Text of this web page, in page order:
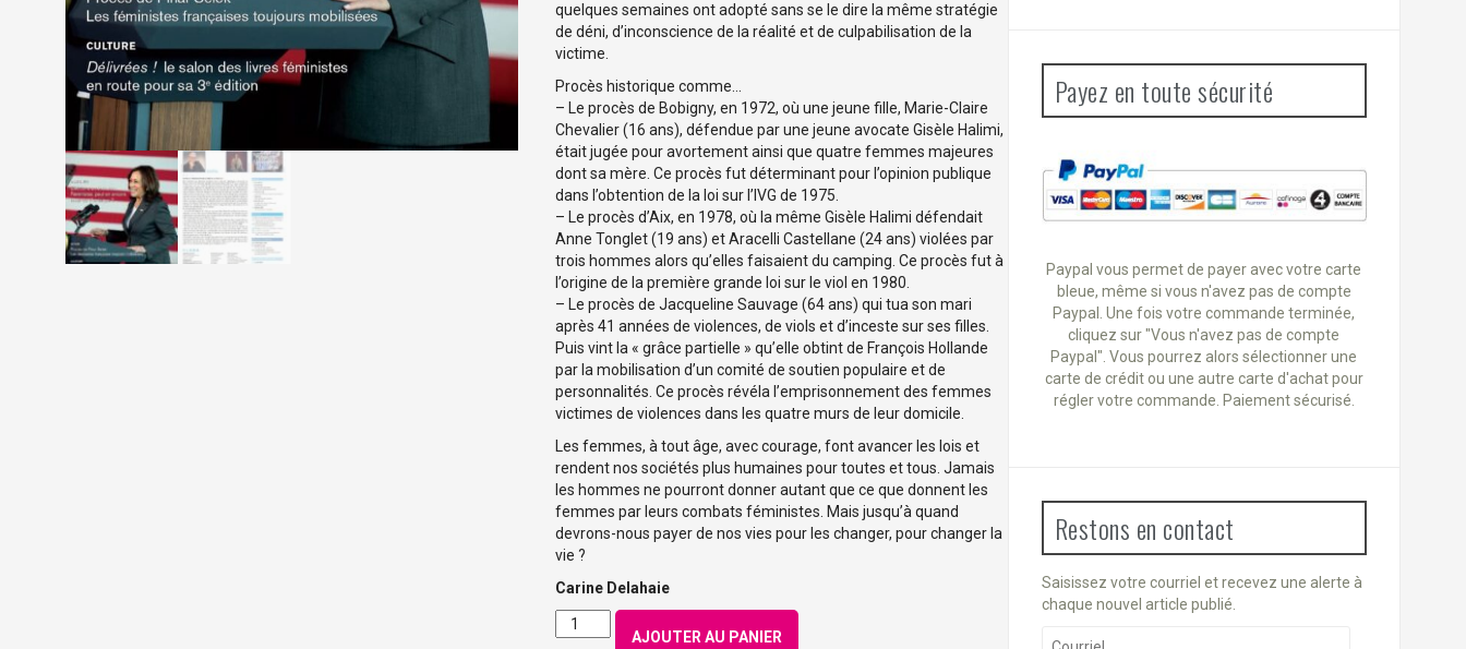
quelques semaines ont adopté sans se le dire la même stratégie
de déni, d’inconscience de la réalité et de culpabilisation de la
victime.
Procès historique comme…
– Le procès de Bobigny, en 1972, où une jeune fille, Marie-Claire
Chevalier (16 ans), défendue par une jeune avocate Gisèle Halimi,
était jugée pour avortement ainsi que quatre femmes majeures
dont sa mère. Ce procès fut déterminant pour l’opinion publique
dans l’obtention de la loi sur l’IVG de 1975.
– Le procès d’Aix, en 1978, où la même Gisèle Halimi défendait
Anne Tonglet (19 ans) et Aracelli Castellane (24 ans) violées par
trois hommes alors qu’elles faisaient du camping. Ce procès fut à
l’origine de la première grande loi sur le viol en 1980.
– Le procès de Jacqueline Sauvage (64 ans) qui tua son mari
après 41 années de violences, de viols et d’inceste sur ses filles.
Puis vint la « grâce partielle » qu’elle obtint de François Hollande
par la mobilisation d’un comité de soutien populaire et de
personnalités. Ce procès révéla l’emprisonnement des femmes
victimes de violences dans les quatre murs de leur domicile.
Les femmes, à tout âge, avec courage, font avancer les lois et
rendent nos sociétés plus humaines pour toutes et tous. Jamais
les hommes ne pourront donner autant que ce que donnent les
femmes par leurs combats féministes. Mais jusqu’à quand
devrons-nous payer de nos vies pour les changer, pour changer la
vie ?
Carine Delahaie
quantité
de
AJOUTER AU PANIER
Payez en toute sécurité
Paypal vous permet de payer avec votre carte
bleue, même si vous n'avez pas de compte
Paypal. Une fois votre commande terminée,
cliquez sur "Vous n'avez pas de compte
Paypal". Vous pourrez alors sélectionner une
carte de crédit ou une autre carte d'achat pour
régler votre commande. Paiement sécurisé.
Restons en contact
Saisissez votre courriel et recevez une alerte à
chaque nouvel article publié.
Courriel